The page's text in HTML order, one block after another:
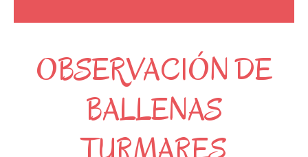
OBSERVACIÓN DE
BALLENAS